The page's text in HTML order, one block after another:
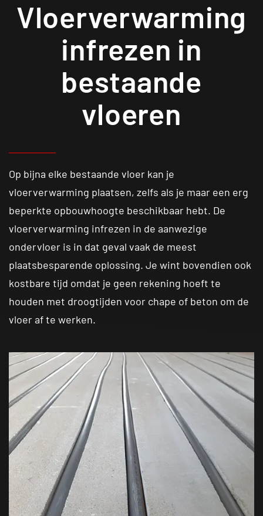
Vloerverwarming
infrezen in
bestaande
vloeren
Op bijna elke bestaande vloer kan je
vloerverwarming plaatsen, zelfs als je maar een erg
beperkte opbouwhoogte beschikbaar hebt. De
vloerverwarming infrezen in de aanwezige
ondervloer is in dat geval vaak de meest
plaatsbesparende oplossing. Je wint bovendien ook
kostbare tijd omdat je geen rekening hoeft te
houden met droogtijden voor chape of beton om de
vloer af te werken.